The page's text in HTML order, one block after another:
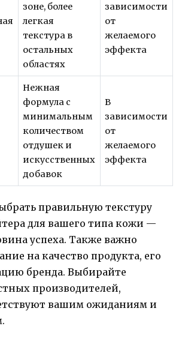
зоне, более
легкая
текстура в
остальных
областях
зависимости
от
желаемого
эффекта
Нежная
формула с
минимальным
количеством
отдушек и
искусственных
добавок
В
зависимости
от
желаемого
эффекта
правильную текстуру
для вашего типа кожи —
успеха. Также важно
на качество продукта, его
бренда. Выбирайте
производителей,
вашим ожиданиям и